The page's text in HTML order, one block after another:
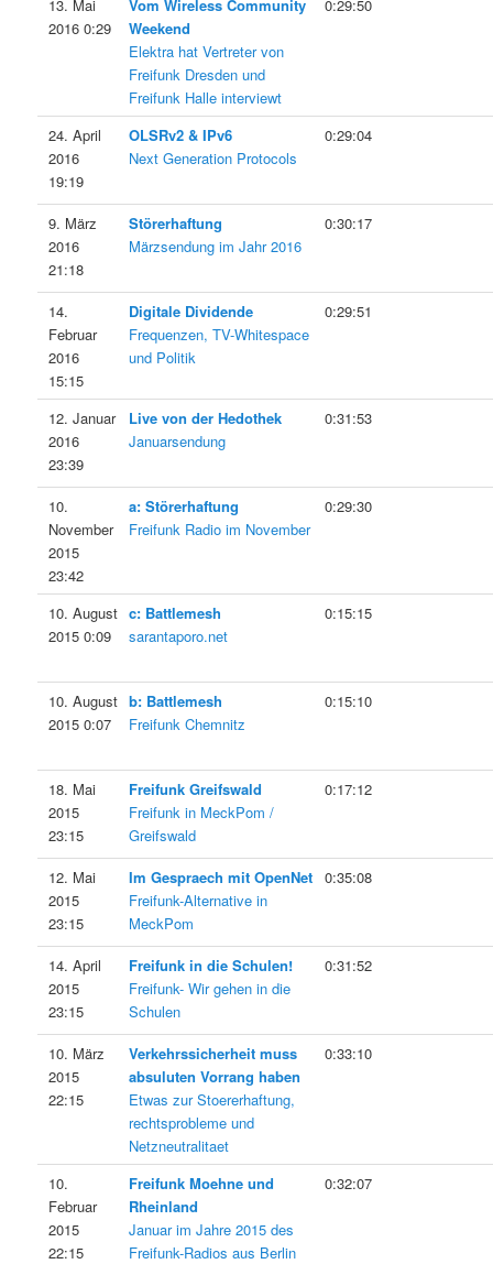
13. Mai
2016 0:29
Vom Wireless Community
Weekend
Elektra hat Vertreter von
Freifunk Dresden und
Freifunk Halle interviewt
0:29:50
24. April
2016
19:19
OLSRv2 & IPv6
Next Generation Protocols
0:29:04
9. März
2016
21:18
Störerhaftung
Märzsendung im Jahr 2016
0:30:17
14.
Februar
2016
15:15
Digitale Dividende
Frequenzen, TV-Whitespace
und Politik
0:29:51
12. Januar
2016
23:39
Live von der Hedothek
Januarsendung
0:31:53
10.
November
2015
23:42
a: Störerhaftung
Freifunk Radio im November
0:29:30
10. August
2015 0:09
c: Battlemesh
sarantaporo.net
0:15:15
10. August
2015 0:07
b: Battlemesh
Freifunk Chemnitz
0:15:10
18. Mai
2015
23:15
Freifunk Greifswald
Freifunk in MeckPom /
Greifswald
0:17:12
12. Mai
2015
23:15
Im Gespraech mit OpenNet
Freifunk-Alternative in
MeckPom
0:35:08
14. April
2015
23:15
Freifunk in die Schulen!
Freifunk- Wir gehen in die
Schulen
0:31:52
10. März
2015
22:15
Verkehrssicherheit muss
absuluten Vorrang haben
Etwas zur Stoererhaftung,
rechtsprobleme und
Netzneutralitaet
0:33:10
10.
Februar
2015
22:15
Freifunk Moehne und
Rheinland
Januar im Jahre 2015 des
Freifunk-Radios aus Berlin
0:32:07